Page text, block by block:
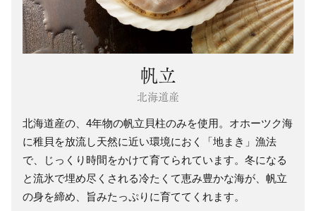
帆立
北海道産
北海道産の、4年物の帆立貝柱のみを使用。オホーツク海
に稚貝を放流し天然に近い環境におく「地まき」漁法
で、じっくり時間をかけて育てられています。冬になる
と流氷で埋め尽くされる冷たくて恵み豊かな海が、帆立
の身を締め、旨みたっぷりに育ててくれます。